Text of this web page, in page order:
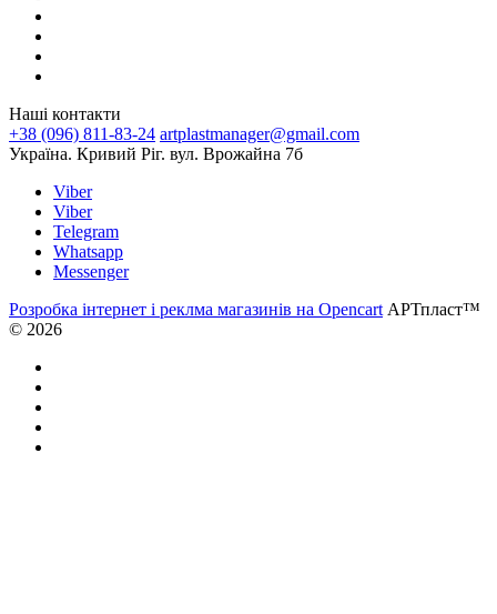
Наші контакти
+38 (096) 811-83-24 artplastmanager@gmail.com
Україна. Кривий Ріг. вул. Врожайна 7б
Viber
Viber
Telegram
Whatsapp
Messenger
Розробка інтернет і реклма магазинів на Opencart АРТпласт™
© 2026